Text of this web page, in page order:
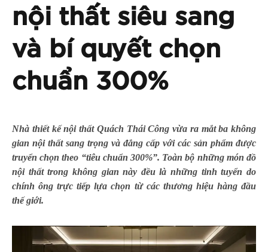
nội thất siêu sang
và bí quyết chọn
chuẩn 300%
Nhà thiết kế nội thất Quách Thái Công vừa ra mắt ba không
gian nội thất sang trọng và đẳng cấp với các sản phẩm được
truyển chọn theo “tiêu chuẩn 300%”. Toàn bộ những món đồ
nội thất trong không gian này đều là những tinh tuyển do
chính ông trực tiếp lựa chọn từ các thương hiệu hàng đầu
thế giới.